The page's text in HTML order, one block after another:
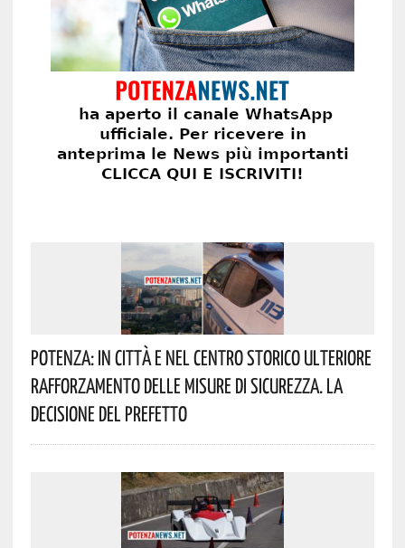
Potenza: In Città E Nel Centro Storico Ulteriore
Rafforzamento Delle Misure Di Sicurezza. La
Decisione Del Prefetto